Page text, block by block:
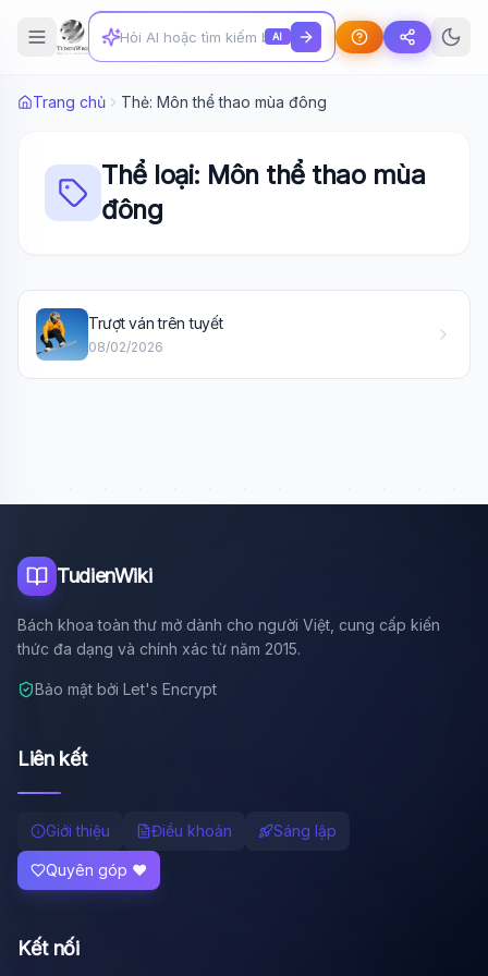
AI
Trang chủ Thẻ: Môn thể thao mùa đông
Thể loại: Môn thể thao mùa
đông
Trượt ván trên tuyết
08/02/2026
TudienWiki
Bách khoa toàn thư mở dành cho người Việt, cung cấp kiến
thức đa dạng và chính xác từ năm 2015.
Bảo mật bởi Let's Encrypt
Liên kết
Giới thiệu Điều khoản Sáng lập
Quyên góp ❤️
Kết nối
Sẵn sàng hỗ trợ
🔬 Albert Einstein